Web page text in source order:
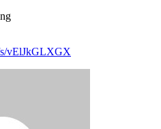
s/vElJkGLXGX